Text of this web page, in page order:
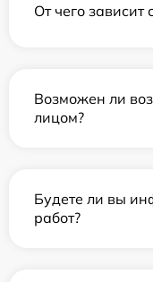
От чего зависит
Возможен ли
лицом?
Будете ли вы
работ?